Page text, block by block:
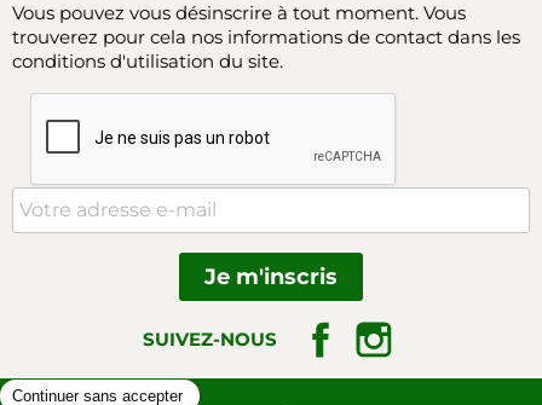
Vous pouvez vous désinscrire à tout moment. Vous
trouverez pour cela nos informations de contact dans les
conditions d'utilisation du site.
SUIVEZ-NOUS Facebook